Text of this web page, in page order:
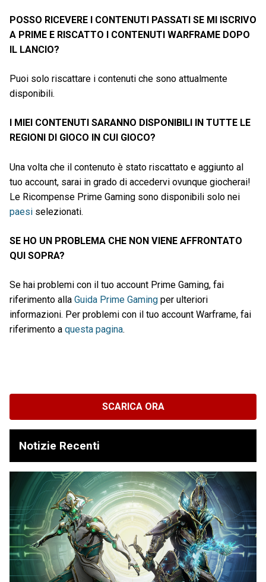
POSSO RICEVERE I CONTENUTI PASSATI SE MI ISCRIVO
A PRIME E RISCATTO I CONTENUTI WARFRAME DOPO
IL LANCIO?
Puoi solo riscattare i contenuti che sono attualmente
disponibili.
I MIEI CONTENUTI SARANNO DISPONIBILI IN TUTTE LE
REGIONI DI GIOCO IN CUI GIOCO?
Una volta che il contenuto è stato riscattato e aggiunto al
tuo account, sarai in grado di accedervi ovunque giocherai!
Le Ricompense Prime Gaming sono disponibili solo nei
paesi selezionati.
SE HO UN PROBLEMA CHE NON VIENE AFFRONTATO
QUI SOPRA?
Se hai problemi con il tuo account Prime Gaming, fai
riferimento alla Guida Prime Gaming per ulteriori
informazioni. Per problemi con il tuo account Warframe, fai
riferimento a questa pagina.
SCARICA ORA
Notizie Recenti